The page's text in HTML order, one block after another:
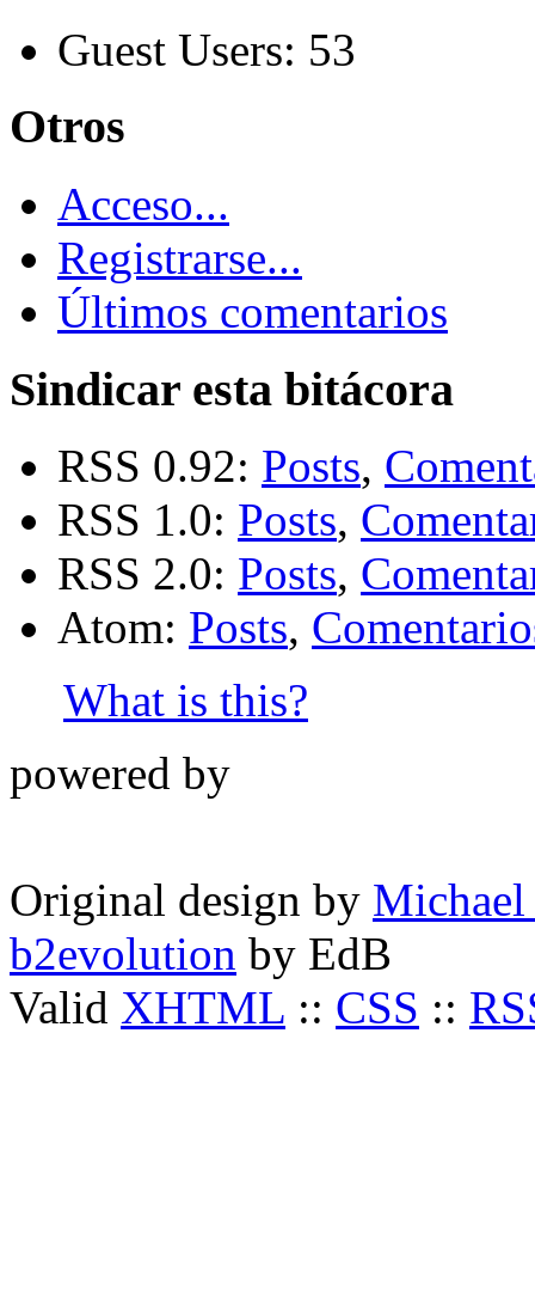
Guest Users: 53
Otros
Acceso...
Registrarse...
Últimos comentarios
Sindicar esta bitácora
RSS 0.92: Posts,
RSS 1.0: Posts,
RSS 2.0: Posts,
Atom: Posts,
What is this?
powered by
Original design by
b2evolution by EdB
Valid XHTML :: CSS ::